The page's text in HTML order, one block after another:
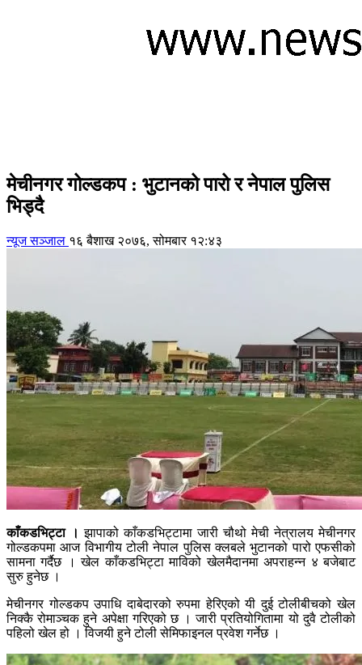
मेचीनगर गोल्डकप : भुटानको पारो र नेपाल पुलिस
भिड्दै
न्यूज सञ्जाल १६ बैशाख २०७६, सोमबार १२:४३
काँकडभिट्टा । झापाको काँकडभिट्टामा जारी चौथो मेची नेत्रालय मेचीनगर
गोल्डकपमा आज विभागीय टोली नेपाल पुलिस क्लबले भुटानको पारो एफसीको
सामना गर्दैछ । खेल काँकडभिट्टा माविको खेलमैदानमा अपराहन्न ४ बजेबाट
सुरु हुनेछ ।
मेचीनगर गोल्डकप उपाधि दाबेदारको रुपमा हेरिएको यी दुई टोलीबीचको खेल
निक्कै रोमाञ्चक हुने अपेक्षा गरिएको छ । जारी प्रतियोगितामा यो दुवै टोलीको
पहिलो खेल हो । विजयी हुने टोली सेमिफाइनल प्रवेश गर्नेछ ।